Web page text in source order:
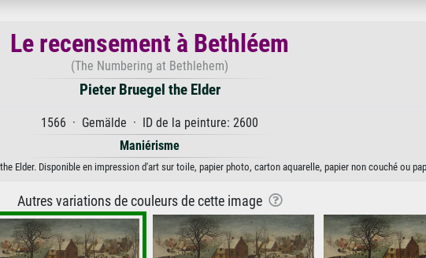
Le recensement à Bethléem
(The Numbering at Bethlehem)
Pieter Bruegel the Elder
1566 · Gemälde · ID de la peinture: 2600
Maniérisme
Elder. Disponible en impression d'art sur toile, papier photo, carton aquarelle, papier non couché ou
Autres variations de couleurs de cette image